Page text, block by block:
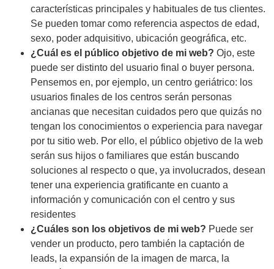
características principales y habituales de tus clientes.
Se pueden tomar como referencia aspectos de edad,
sexo, poder adquisitivo, ubicación geográfica, etc.
¿Cuál es el público objetivo de mi web? Ojo, este
puede ser distinto del usuario final o buyer persona.
Pensemos en, por ejemplo, un centro geriátrico: los
usuarios finales de los centros serán personas
ancianas que necesitan cuidados pero que quizás no
tengan los conocimientos o experiencia para navegar
por tu sitio web. Por ello, el público objetivo de la web
serán sus hijos o familiares que están buscando
soluciones al respecto o que, ya involucrados, desean
tener una experiencia gratificante en cuanto a
información y comunicación con el centro y sus
residentes
¿Cuáles son los objetivos de mi web? Puede ser
vender un producto, pero también la captación de
leads, la expansión de la imagen de marca, la